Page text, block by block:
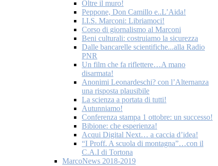
Oltre il muro!
Peppone, Don Camillo e..L’Aida!
I.I.S. Marconi: Libriamoci!
Corso di giornalismo al Marconi
Beni culturali: costruiamo la sicurezza
Dalle bancarelle scientifiche...alla Radio
PNR
Un film che fa riflettere…A mano
disarmata!
Anonimi Leonardeschi? con l’Alternanza
una risposta plausibile
La scienza a portata di tutti!
Autunniamo!
Conferenza stampa 1 ottobre: un successo!
Bibione: che esperienza!
Acqui Digital Next… a caccia d’idea!
“I Proff. A scuola di montagna”…con il
C.A.I di Tortona
MarcoNews 2018-2019